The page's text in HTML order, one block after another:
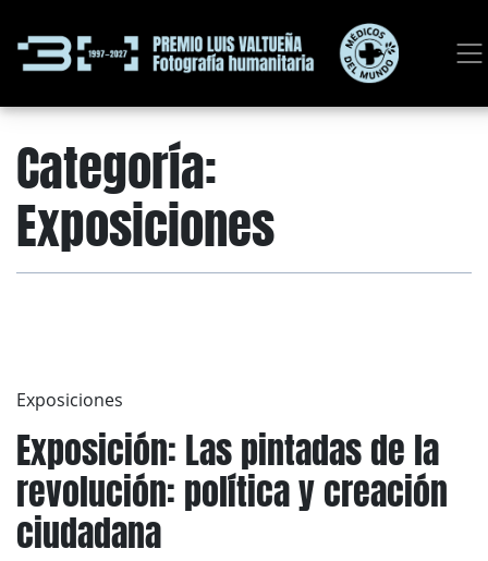
Categoría:
Exposiciones
Exposiciones
Exposición: Las pintadas de la
revolución: política y creación
ciudadana